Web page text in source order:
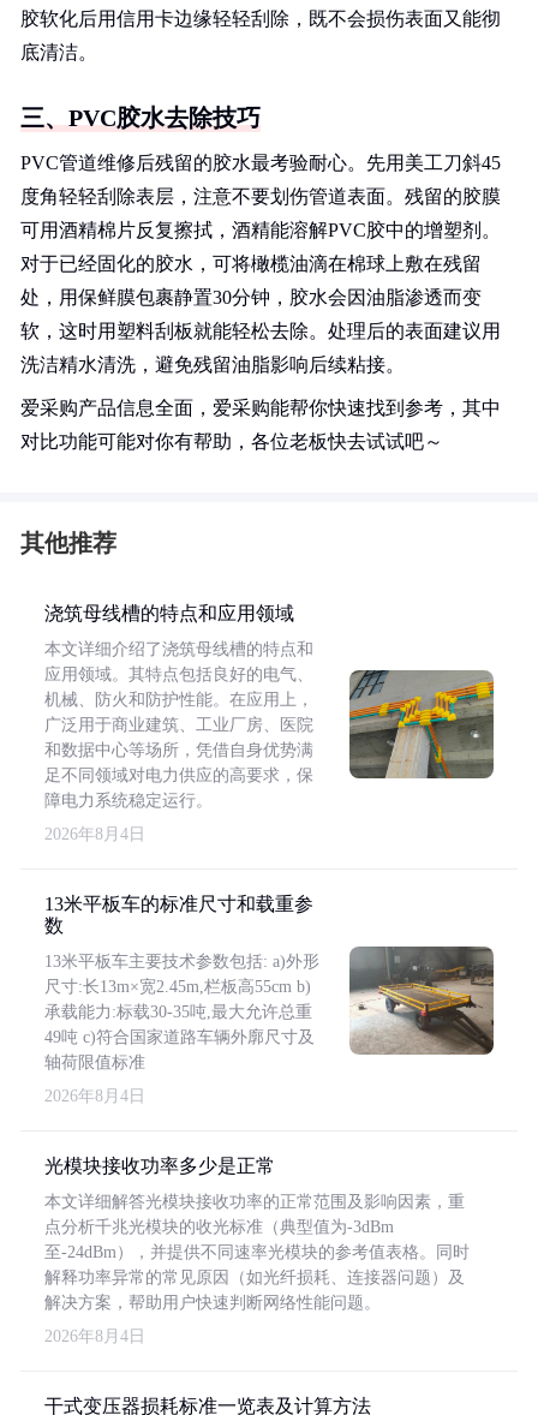
胶软化后用信用卡边缘轻轻刮除，既不会损伤表面又能彻
底清洁。
三、PVC胶水去除技巧
PVC管道维修后残留的胶水最考验耐心。先用美工刀斜45
度角轻轻刮除表层，注意不要划伤管道表面。残留的胶膜
可用酒精棉片反复擦拭，酒精能溶解PVC胶中的增塑剂。
对于已经固化的胶水，可将橄榄油滴在棉球上敷在残留
处，用保鲜膜包裹静置30分钟，胶水会因油脂渗透而变
软，这时用塑料刮板就能轻松去除。处理后的表面建议用
洗洁精水清洗，避免残留油脂影响后续粘接。
爱采购产品信息全面，爱采购能帮你快速找到参考，其中
对比功能可能对你有帮助，各位老板快去试试吧～
其他推荐
浇筑母线槽的特点和应用领域
本文详细介绍了浇筑母线槽的特点和
应用领域。其特点包括良好的电气、
机械、防火和防护性能。在应用上，
广泛用于商业建筑、工业厂房、医院
和数据中心等场所，凭借自身优势满
足不同领域对电力供应的高要求，保
障电力系统稳定运行。
2026年8月4日
13米平板车的标准尺寸和载重参
数
13米平板车主要技术参数包括: a)外形
尺寸:长13m×宽2.45m,栏板高55cm b)
承载能力:标载30-35吨,最大允许总重
49吨 c)符合国家道路车辆外廓尺寸及
轴荷限值标准
2026年8月4日
光模块接收功率多少是正常
本文详细解答光模块接收功率的正常范围及影响因素，重
点分析千兆光模块的收光标准（典型值为-3dBm
至-24dBm），并提供不同速率光模块的参考值表格。同时
解释功率异常的常见原因（如光纤损耗、连接器问题）及
解决方案，帮助用户快速判断网络性能问题。
2026年8月4日
干式变压器损耗标准一览表及计算方法